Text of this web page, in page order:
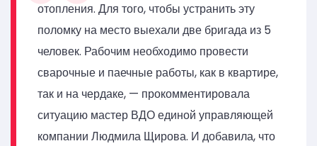
отопления. Для того, чтобы устранить эту
поломку на место выехали две бригада из 5
человек. Рабочим необходимо провести
сварочные и паечные работы, как в квартире,
так и на чердаке, — прокомментировала
ситуацию мастер ВДО единой управляющей
компании Людмила Щирова. И добавила, что